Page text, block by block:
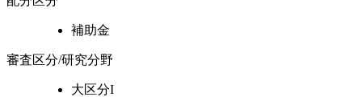
補助金
審査区分/研究分野
大区分I